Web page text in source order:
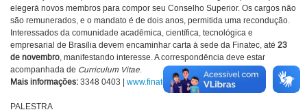
elegerá novos membros para compor seu Conselho Superior. Os cargos não
são remunerados, e o mandato é de dois anos, permitida uma recondução.
Interessados da comunidade acadêmica, científica, tecnológica e
empresarial de Brasília devem encaminhar carta à sede da Finatec, até 23
de novembro, manifestando interesse. A correspondência deve estar
acompanhada de Curriculum Vitae.
Mais informações: 3348 0403 | www.finatec.org.br
PALESTRA